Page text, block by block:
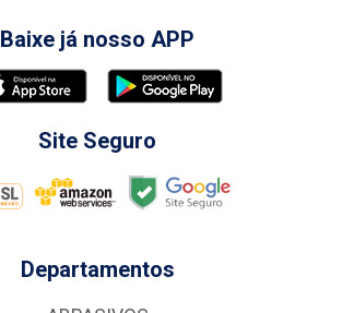
Baixe já nosso APP
Site Seguro
Departamentos